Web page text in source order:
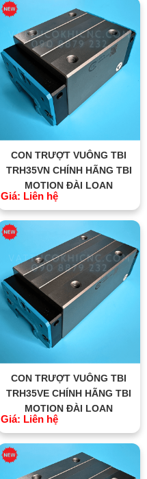
CON TRƯỢT VUÔNG TBI
TRH35VN CHÍNH HÃNG TBI
MOTION ĐÀI LOAN
Giá: Liên hệ
CON TRƯỢT VUÔNG TBI
TRH35VE CHÍNH HÃNG TBI
MOTION ĐÀI LOAN
Giá: Liên hệ